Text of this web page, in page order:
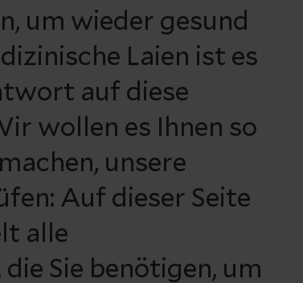
um wieder gesund
Laien ist es
auf diese
wollen es Ihnen so
unsere
Auf dieser Seite
alle
die Sie benötigen, um